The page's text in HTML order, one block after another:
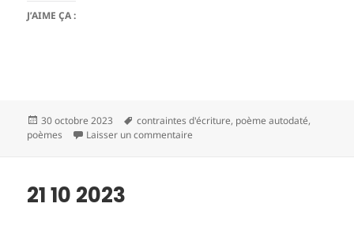
J’AIME ÇA :
Publié
le
30 octobre 2023
Mots-
clés
contraintes d'écriture, poème autodaté,
poèmes
Laisser un commentaire
21 10 2023